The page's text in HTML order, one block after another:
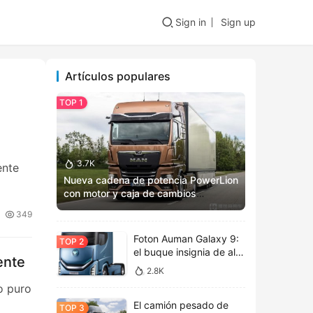
Sign in Sign up
349
puro
Artículos populares
3.7K
Nueva cadena de potencia PowerLion
con motor y caja de cambios
totalmente renovados: Vista previa
Foton Auman Galaxy 9:
el buque insignia de alta
tecnología inaugura una
nueva era de estética
2.8K
El camión pesado de